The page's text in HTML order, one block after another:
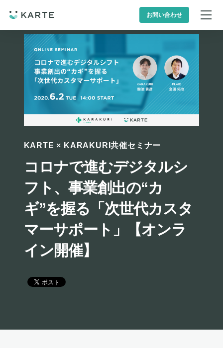
お問い合わせ
KARTE × KARAKURI共催セミナー
コロナで進むデジタルシ
フト、事業創出の“カ
ギ”を握る「次世代カスタ
マーサポート」【オンラ
イン開催】